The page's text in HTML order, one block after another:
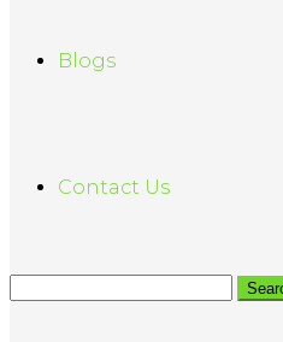
Blogs
Contact Us